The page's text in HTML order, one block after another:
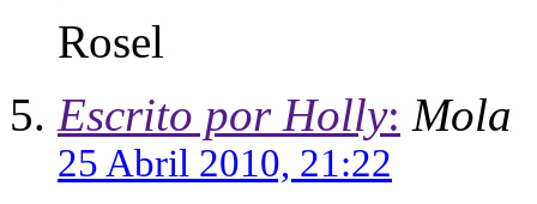
Rosel
Escrito por Holly: Mola
25 Abril 2010, 21:22